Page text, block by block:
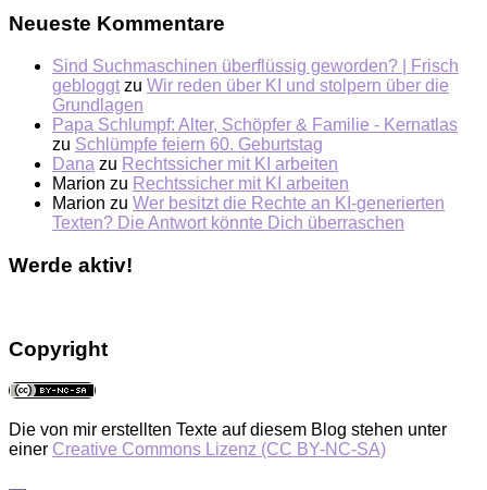
Neueste Kommentare
Sind Suchmaschinen überflüssig geworden? | Frisch
gebloggt zu Wir reden über KI und stolpern über die
Grundlagen
Papa Schlumpf: Alter, Schöpfer & Familie - Kernatlas
zu Schlümpfe feiern 60. Geburtstag
Dana zu Rechtssicher mit KI arbeiten
Marion zu Rechtssicher mit KI arbeiten
Marion zu Wer besitzt die Rechte an KI-generierten
Texten? Die Antwort könnte Dich überraschen
Werde aktiv!
Copyright
Die von mir erstellten Texte auf diesem Blog stehen unter
einer Creative Commons Lizenz (CC BY-NC-SA)